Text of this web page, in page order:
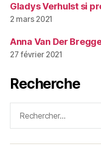
Gladys Verhulst si
2 mars 2021
Anna Van Der
27 février 2021
Recherche